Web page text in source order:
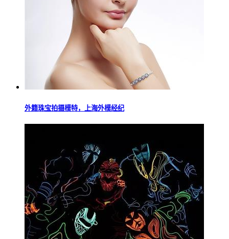
外籍珠宝拍摄模特，上海外模经纪